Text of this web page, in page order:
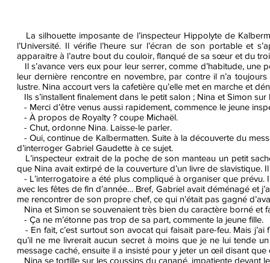
La silhouette imposante de l’inspecteur Hippolyte de
l’Université. Il vérifie l’heure sur l’écran de son portable et
apparaitre à l’autre bout du couloir, flanqué de sa sœur et du
Il s’avance vers eux pour leur serrer, comme d’habitude, une
leur dernière rencontre en novembre, par contre il n’a
lustre. Nina accourt vers la cafetière qu’elle met en marche et
Ils s’installent finalement dans le petit salon ; Nina et Simon
- Merci d’être venus aussi rapidement, commence le jeune
- À propos de Royalty ? coupe Michaël.
- Chut, ordonne Nina. Laisse-le parler.
- Oui, continue de Kalbermatten. Suite à la découverte du
d’interroger Gabriel Gaudette à ce sujet.
L’inspecteur extrait de la poche de son manteau un petit
que Nina avait extirpé de la couverture d’un livre de
- L’interrogatoire a été plus compliqué à organiser que prévu.
avec les fêtes de fin d’année… Bref, Gabriel avait déménagé et
me rencontrer de son propre chef, ce qui n’était pas gagné
Nina et Simon se souvenaient très bien du caractère borné et
- Ça ne m’étonne pas trop de sa part, commente la jeune fille.
- En fait, c’est surtout son avocat qui faisait pare-feu. Mais
qu’il ne me livrerait aucun secret à moins que je ne lui tende
message caché, ensuite il a insisté pour y jeter un œil disant
Nina se tortille sur les coussins du canapé, impatiente devant